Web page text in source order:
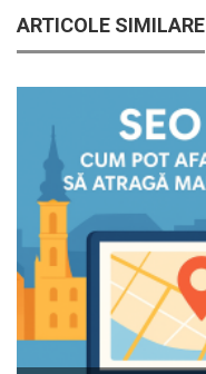
ARTICOLE SIMILARE